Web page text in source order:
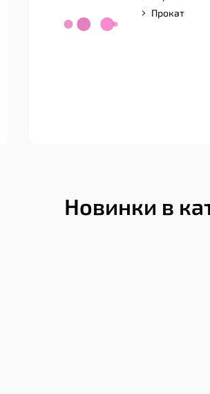
Прокат
Новинки в